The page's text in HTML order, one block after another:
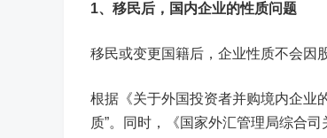
1、 移民后，国内企业的性质问题
移民或变更国籍后，企业性质不会因
根据《关于外国投资者并购境内企业
质”。同时，《国家外汇管理局综合